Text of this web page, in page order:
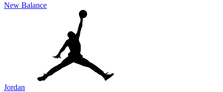
New Balance
Jordan